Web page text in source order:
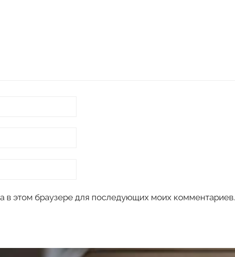
в этом браузере для последующих моих комментариев.